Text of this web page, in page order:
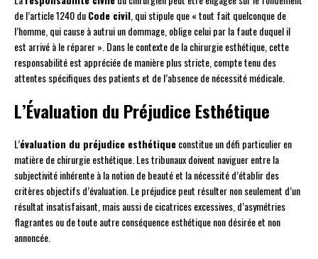
de l’article 1240 duCode civil , qui stipule que « tout fait quelconque de
l’homme, qui cause à autrui un dommage, oblige celui par la faute duquel il
est arrivé à le réparer ». Dans le contexte de la chirurgie esthétique, cette
responsabilité est appréciée de manière plus stricte, compte tenu des
attentes spécifiques des patients et de l’absence de nécessité médicale.
L’Évaluation du Préjudice Esthétique
L’évaluation du préjudice esthétiqueconstitue un défi particulier en
matière de chirurgie esthétique. Les tribunaux doivent naviguer entre la
subjectivité inhérente à la notion de beauté et la nécessité d’établir des
critères objectifs d’évaluation. Le préjudice peut résulter non seulement d’un
résultat insatisfaisant, mais aussi de cicatrices excessives, d’asymétries
flagrantes ou de toute autre conséquence esthétique non désirée et non
annoncée.